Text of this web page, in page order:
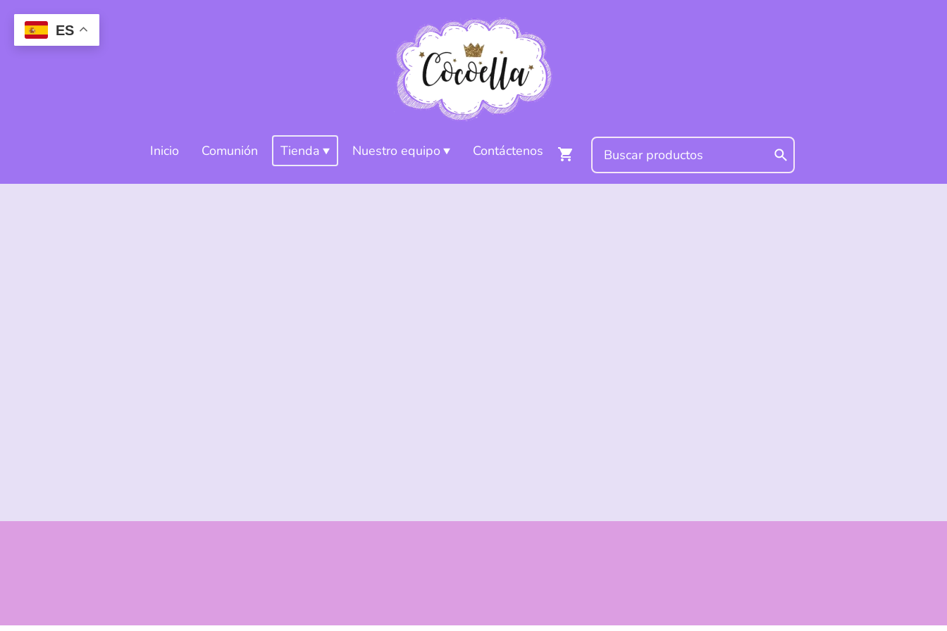
Inicio Comunión Tienda Nuestro equipo Contáctenos
ES